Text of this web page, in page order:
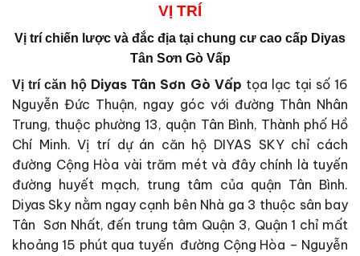
VỊ TRÍ
Vị trí chiến lược và đắc địa tại chung cư cao cấp Diyas
Tân Sơn Gò Vấp
Vị trí căn hộ Diyas Tân Sơn Gò Vấp tọa lạc tại số 16
Nguyễn Đức Thuận, ngay góc với đường Thân Nhân
Trung, thuộc phường 13, quận Tân Bình, Thành phố Hồ
Chí Minh. Vị trí dự án căn hộ DIYAS SKY chỉ cách
đường Cộng Hòa vài trăm mét và đây chính là tuyến
đường huyết mạch, trung tâm của quận Tân Bình.
Diyas Sky nằm ngay cạnh bên Nhà ga 3 thuộc sân bay
Tân Sơn Nhất, đến trung tâm Quận 3, Quận 1 chỉ mất
khoảng 15 phút qua tuyến đường Cộng Hòa – Nguyễn